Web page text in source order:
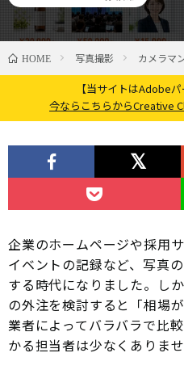
HOME 写真撮影 カメラマ
【当サイトはAdobe
今ならこちらからCreative
企業のホームページや採用
イベントの記録など、写真
する時代になりました。し
の外注を検討すると「相場
業者によってバラバラで比
かる担当者は少なくありませ